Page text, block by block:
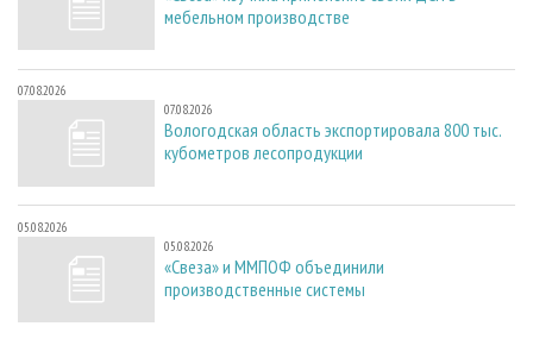
мебельном производстве
07.08.2026
07.08.2026
Вологодская область экспортировала 800 тыс.
кубометров лесопродукции
05.08.2026
05.08.2026
«Свеза» и ММПОФ объединили
производственные системы